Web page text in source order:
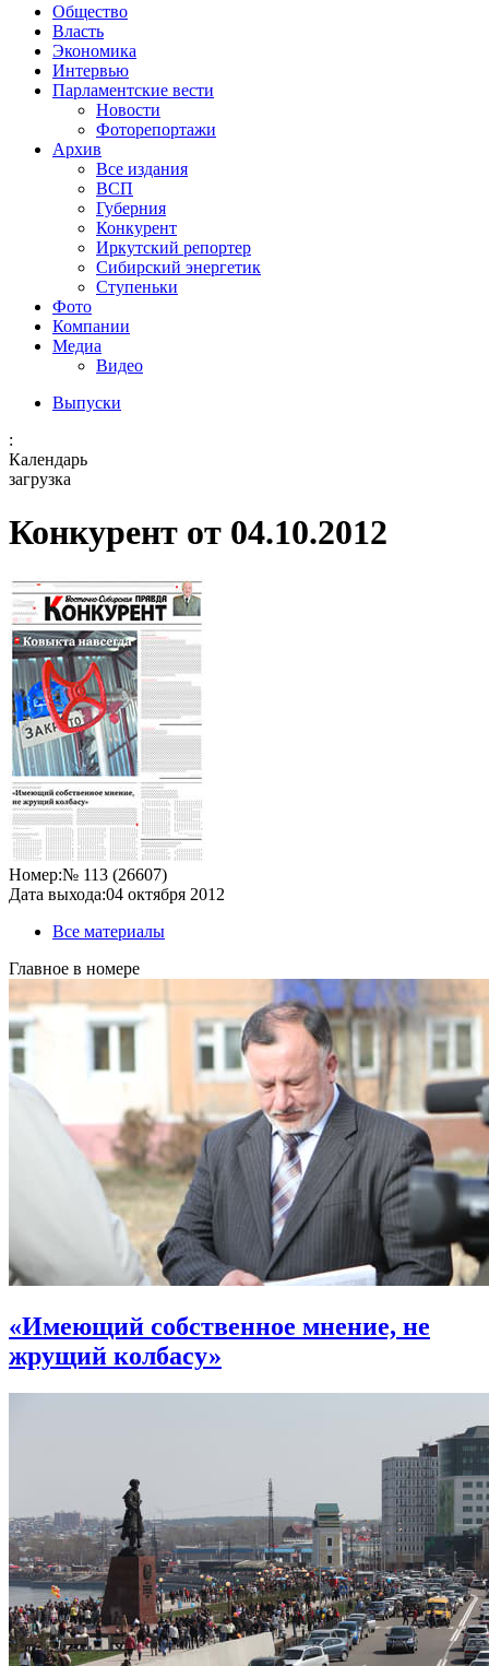
Общество
Власть
Экономика
Интервью
Парламентские вести
Новости
Фоторепортажи
Архив
Все издания
ВСП
Губерния
Конкурент
Иркутский репортер
Сибирский энергетик
Ступеньки
Фото
Компании
Медиа
Видео
Выпуски
:
Календарь
загрузка
Конкурент от 04.10.2012
Номер:№ 113 (26607)
Дата выхода:04 октября 2012
Все материалы
Главное в номере
«Имеющий собственное мнение, не
жрущий колбасу»